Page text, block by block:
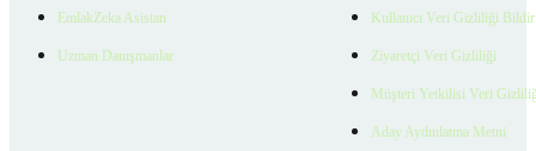
EmlakZeka Asistan
Uzman Danışmanlar
Kullanıcı Veri Gizliliği
Ziyaretçi Veri Gizliliği
Müşteri Yetkilisi Veri
Aday Aydınlatma Metni